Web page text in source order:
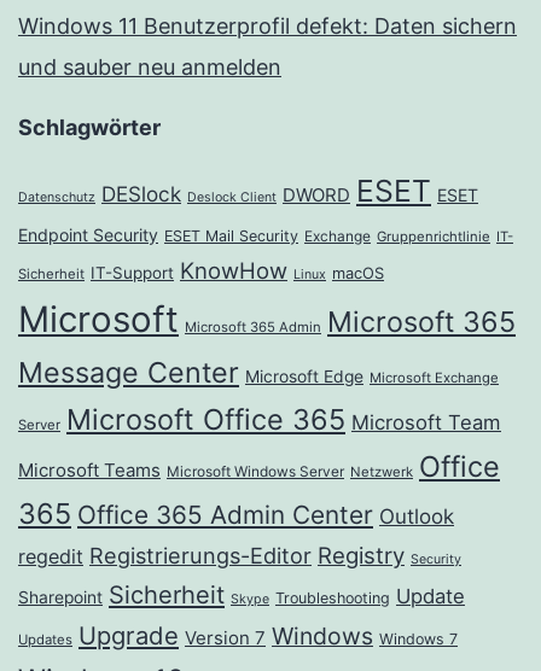
Windows 11 Benutzerprofil defekt: Daten sichern
und sauber neu anmelden
Schlagwörter
Datenschutz DESlock Deslock Client DWORD ESET ESET
Endpoint Security ESET Mail Security Exchange Gruppenrichtlinie IT-
Sicherheit IT-Support KnowHow Linux macOS
Microsoft Microsoft 365 Admin Microsoft 365
Message Center Microsoft Edge Microsoft Exchange
Server Microsoft Office 365 Microsoft Team
Microsoft Teams Microsoft Windows Server Netzwerk Office
365 Office 365 Admin Center Outlook
regedit Registrierungs-Editor Registry Security
Sharepoint Sicherheit Skype Troubleshooting Update
Updates Upgrade Version 7 Windows Windows 7